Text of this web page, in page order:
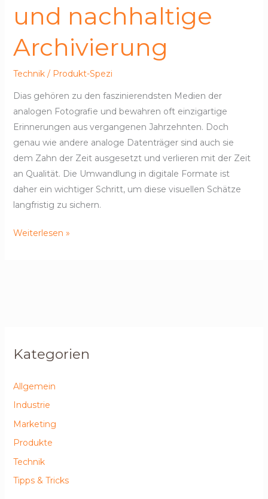
und nachhaltige
Archivierung
Technik/ Produkt-Spezi
Dias gehören zu den faszinierendsten Medien der
analogen Fotografie und bewahren oft einzigartige
Erinnerungen aus vergangenen Jahrzehnten. Doch
genau wie andere analoge Datenträger sind auch sie
dem Zahn der Zeit ausgesetzt und verlieren mit der Zeit
an Qualität. Die Umwandlung in digitale Formate ist
daher ein wichtiger Schritt, um diese visuellen Schätze
langfristig zu sichern.
Weiterlesen »
Kategorien
Allgemein
Industrie
Marketing
Produkte
Technik
Tipps & Tricks